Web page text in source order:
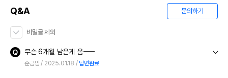
Q&A 문의하기
비밀글 제외
무슨 6개월 남은게 옴ㅡㅡ
순금맘 2025.01.18 답변완료